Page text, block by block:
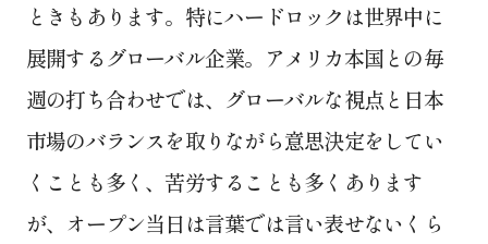
ときもあります。特にハードロックは世界中に
展開するグローバル企業。アメリカ本国との毎
週の打ち合わせでは、グローバルな視点と日本
市場のバランスを取りながら意思決定をしてい
くことも多く、苦労することも多くあります
が、オープン当日は言葉では言い表せないくら